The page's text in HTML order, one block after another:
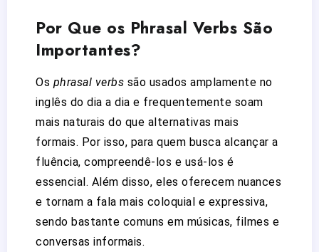
Por Que os Phrasal Verbs São
Importantes?
Os phrasal verbs são usados amplamente no
inglês do dia a dia e frequentemente soam
mais naturais do que alternativas mais
formais. Por isso, para quem busca alcançar a
fluência, compreendê-los e usá-los é
essencial. Além disso, eles oferecem nuances
e tornam a fala mais coloquial e expressiva,
sendo bastante comuns em músicas, filmes e
conversas informais.